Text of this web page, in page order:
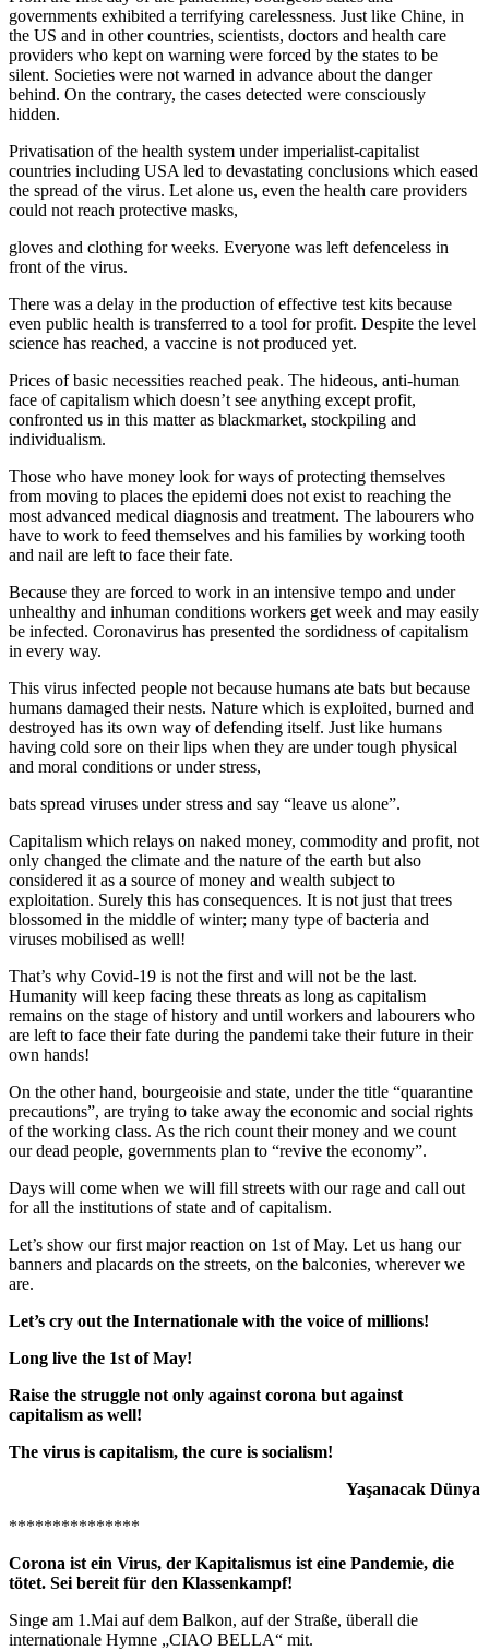
governments exhibited a terrifying carelessness. Just like Chine, in
the US and in other countries, scientists, doctors and health care
providers who kept on warning were forced by the states to be
silent. Societies were not warned in advance about the danger
behind. On the contrary, the cases detected were consciously
hidden.
Privatisation of the health system under imperialist-capitalist
countries including USA led to devastating conclusions which eased
the spread of the virus. Let alone us, even the health care providers
could not reach protective masks,
gloves and clothing for weeks. Everyone was left defenceless in
front of the virus.
There was a delay in the production of effective test kits because
even public health is transferred to a tool for profit. Despite the level
science has reached, a vaccine is not produced yet.
Prices of basic necessities reached peak. The hideous, anti-human
face of capitalism which doesn’t see anything except profit,
confronted us in this matter as blackmarket, stockpiling and
individualism.
Those who have money look for ways of protecting themselves
from moving to places the epidemi does not exist to reaching the
most advanced medical diagnosis and treatment. The labourers who
have to work to feed themselves and his families by working tooth
and nail are left to face their fate.
Because they are forced to work in an intensive tempo and under
unhealthy and inhuman conditions workers get week and may easily
be infected. Coronavirus has presented the sordidness of capitalism
in every way.
This virus infected people not because humans ate bats but because
humans damaged their nests. Nature which is exploited, burned and
destroyed has its own way of defending itself. Just like humans
having cold sore on their lips when they are under tough physical
and moral conditions or under stress,
bats spread viruses under stress and say “leave us alone”.
Capitalism which relays on naked money, commodity and profit, not
only changed the climate and the nature of the earth but also
considered it as a source of money and wealth subject to
exploitation. Surely this has consequences. It is not just that trees
blossomed in the middle of winter; many type of bacteria and
viruses mobilised as well!
That’s why Covid-19 is not the first and will not be the last.
Humanity will keep facing these threats as long as capitalism
remains on the stage of history and until workers and labourers who
are left to face their fate during the pandemi take their future in their
own hands!
On the other hand, bourgeoisie and state, under the title “quarantine
precautions”, are trying to take away the economic and social rights
of the working class. As the rich count their money and we count
our dead people, governments plan to “revive the economy”.
Days will come when we will fill streets with our rage and call out
for all the institutions of state and of capitalism.
Let’s show our first major reaction on 1st of May. Let us hang our
banners and placards on the streets, on the balconies, wherever we
are.
Let’s cry out the Internationale with the voice of millions!
Long live the 1st of May!
Raise the struggle not only against corona but against
capitalism as well!
The virus is capitalism, the cure is socialism!
Yaşanacak Dünya
***************
Corona ist ein Virus, der Kapitalismus ist eine Pandemie, die
tötet. Sei bereit für den Klassenkampf!
Singe am 1.Mai auf dem Balkon, auf der Straße, überall die
internationale Hymne „CIAO BELLA“ mit.